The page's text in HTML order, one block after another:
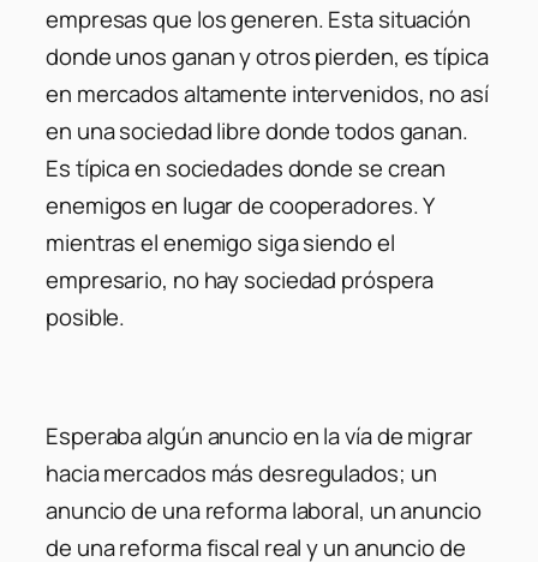
empresas que los generen. Esta situación
donde unos ganan y otros pierden, es típica
en mercados altamente intervenidos, no así
en una sociedad libre donde todos ganan.
Es típica en sociedades donde se crean
enemigos en lugar de cooperadores. Y
mientras el enemigo siga siendo el
empresario, no hay sociedad próspera
posible.
Esperaba algún anuncio en la vía de migrar
hacia mercados más desregulados; un
anuncio de una reforma laboral, un anuncio
de una reforma fiscal real y un anuncio de